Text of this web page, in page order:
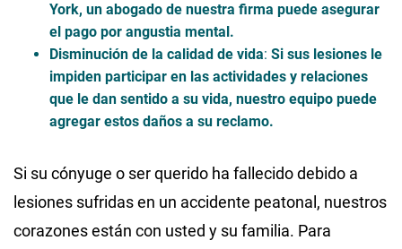
York, un abogado de nuestra firma puede asegurar
el pago por angustia mental.
Disminución de la calidad de vida: Si sus lesiones le
impiden participar en las actividades y relaciones
que le dan sentido a su vida, nuestro equipo puede
agregar estos daños a su reclamo.
Si su cónyuge o ser querido ha fallecido debido a
lesiones sufridas en un accidente peatonal, nuestros
corazones están con usted y su familia. Para